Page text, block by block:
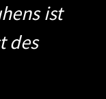
ist
des